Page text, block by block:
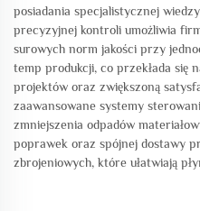
posiadania specjalistycznej
precyzyjnej kontroli umożliwia
surowych norm jakości przy
temp produkcji, co przekłada się
projektów oraz zwiększoną
zaawansowane systemy
zmniejszenia odpadów
poprawek oraz spójnej dostawy
zbrojeniowych, które ułatwiają